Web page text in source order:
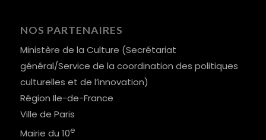
NOS PARTENAIRES
Ministère de la Culture (Secrétariat
général/Service de la coordination des politiques
culturelles et de l’innovation)
Région Ile-de-France
Ville de Paris
Mairie du 10e